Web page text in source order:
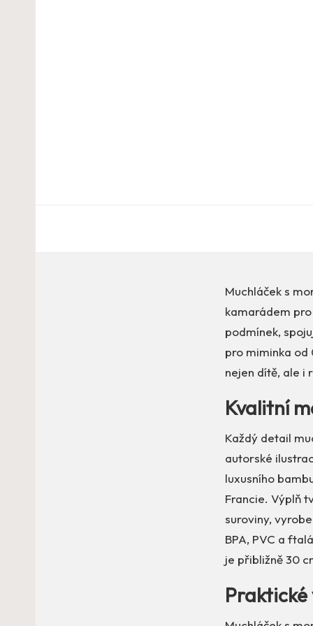
Muchláček s
kamarádem
podmínek,
pro miminka
nejen dítě, ale i
Kvalitní
Každý detail
autorské
luxusního
Francie. Výplň
suroviny,
BPA, PVC a
je přibližně 30